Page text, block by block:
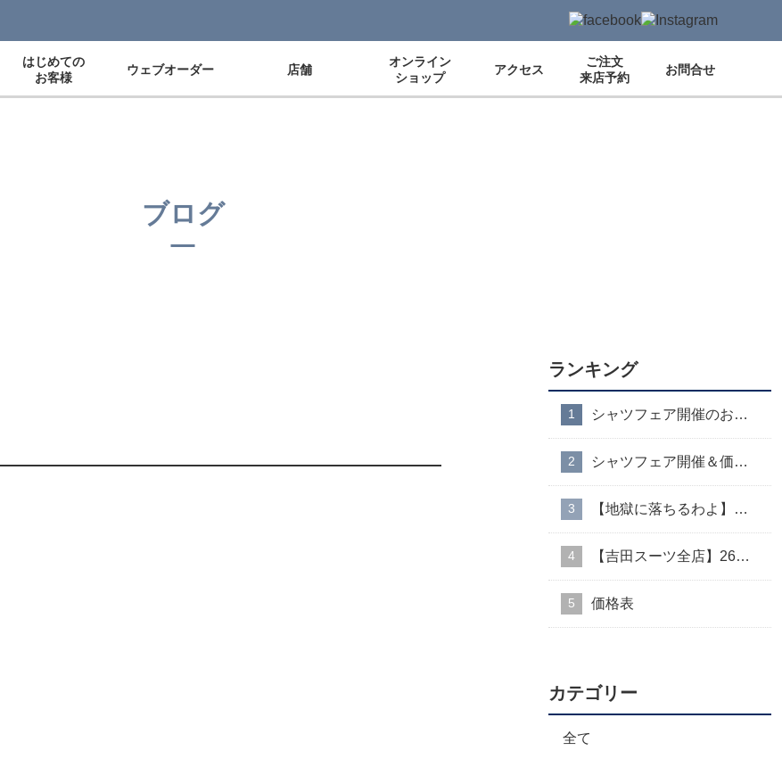
はじめての
お客様
ウェブオーダー 店舗
オンライン
ショップ
アクセス
ご注文
来店予約
お問合せ
ブログ
ランキング
シャツフェア開催のお知らせ
シャツフェア開催＆価格改定のお知らせ
【地獄に落ちるわよ】衣装協力のお知らせ
【吉田スーツ全店】26AW入荷生地速報②
価格表
カテゴリー
全て